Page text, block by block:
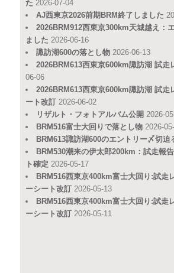
た 2026-07-04
AJ西東京2026前期BRM終了しました
2026BRM912西東京300km天城越え：
ました 2026-06-16
諏訪湖600の落とし物 2026-06-13
2026BRM613西東京600km諏訪湖 試走
06-06
2026BRM613西東京600km諏訪湖 試走
ート改訂 2026-06-02
リザルト・フォトアルバム公開 2026-
BRM516富士大回りで落とし物 2026-
BRM613諏訪湖600のエントリー〆切迫
BRM530潮来の伊太郎200km：試走報
ト確定 2026-05-17
BRM516西東京400km富士大回り:試走
ーシート改訂 2026-05-13
BRM516西東京400km富士大回り:試走
ーシート改訂 2026-05-11